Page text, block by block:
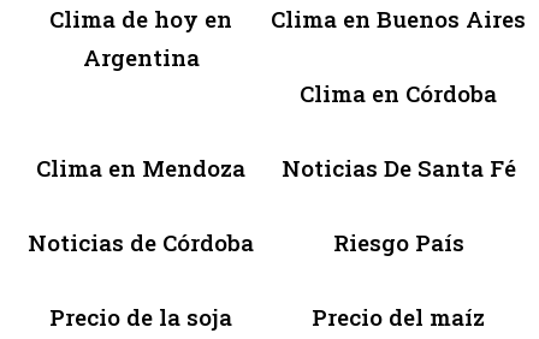
Clima de hoy en
Argentina
Clima en Buenos Aires
Clima en Córdoba
Clima en Mendoza Noticias De Santa Fé
Noticias de Córdoba Riesgo País
Precio de la soja Precio del maíz